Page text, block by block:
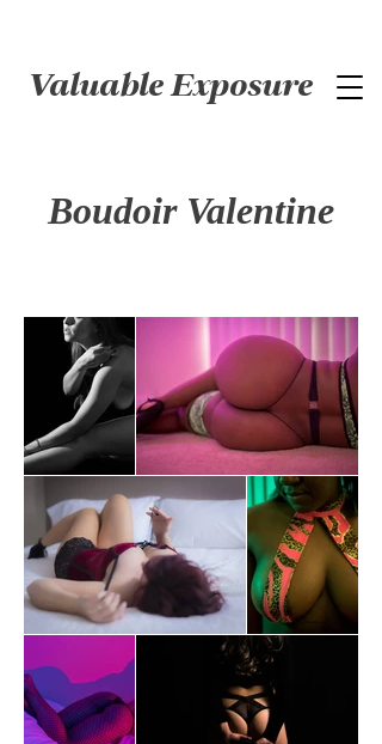
Valuable Exposure
Boudoir Valentine